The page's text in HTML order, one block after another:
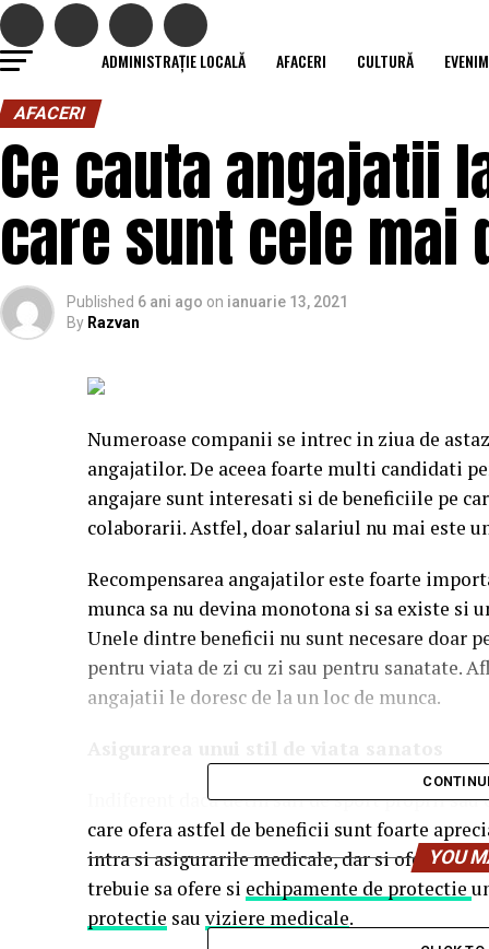
ADMINISTRAȚIE LOCALĂ AFACERI CULTURĂ
AFACERI
Ce cauta angajatii
care sunt cele
Published 6 ani ago on ianuarie 13, 2021
By Razvan
Numeroase companii se intrec in ziua de
angajatilor. De aceea foarte multi candidati
angajare sunt interesati si de beneficiile pe
colaborarii. Astfel, doar salariul nu mai este
Recompensarea angajatilor este foarte
munca sa nu devina monotona si sa existe
Unele dintre beneficii nu sunt necesare doar
pentru viata de zi cu zi sau pentru sanatate.
angajatii le doresc de la un loc de munca.
Indiferent daca detin sali de sport proprii
care ofera astfel de beneficii sunt foarte
intra si asigurarile medicale, dar si oferirea
trebuie sa ofere si echipamente de protectie
protectie sau viziere medicale.
YOU